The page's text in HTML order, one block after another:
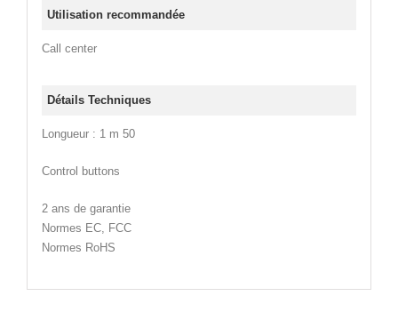
Utilisation recommandée
Call center
Détails Techniques
Longueur : 1 m 50
Control buttons
2 ans de garantie
Normes EC, FCC
Normes RoHS